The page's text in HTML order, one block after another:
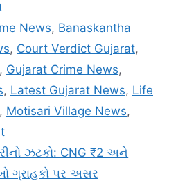
News, Banaskantha
, Court Verdict Gujarat,
, Gujarat Crime News,
, Latest Gujarat News, Life
, Motisari Village News,
ઝટકો: CNG ₹2 અને
ગ્રાહકો પર અસર